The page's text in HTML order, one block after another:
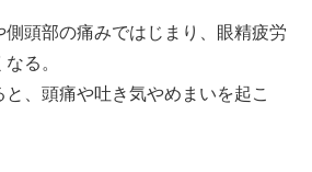
頭部の痛みではじまり、眼精疲労
る。
、頭痛や吐き気やめまいを起こ